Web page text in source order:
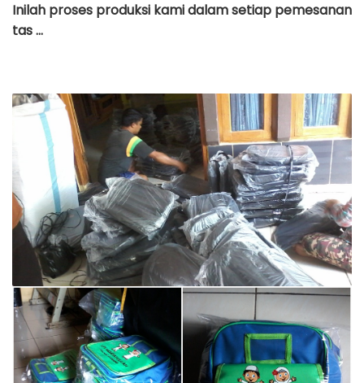
Inilah proses produksi kami dalam setiap pemesanan
tas …